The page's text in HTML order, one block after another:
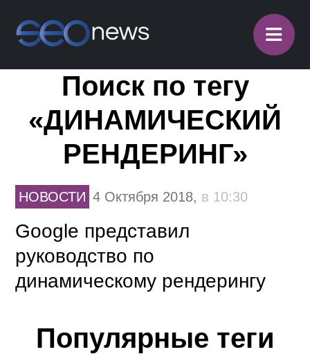
≡
Поиск по тегу
«ДИНАМИЧЕСКИЙ
РЕНДЕРИНГ»
НОВОСТИ 4 Октября 2018, в 10:30
Google представил
руководство по
динамическому рендерингу
Популярные теги